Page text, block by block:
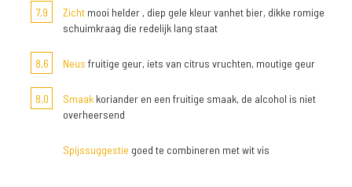
7,9
Zicht mooi helder , diep gele kleur vanhet bier, dikke romige
schuimkraag die redelijk lang staat
8,6 Neus fruitige geur, iets van citrus vruchten, moutige geur
8,0 Smaak koriander en een fruitige smaak, de alcohol is niet
overheersend
Spijssuggestie goed te combineren met wit vis